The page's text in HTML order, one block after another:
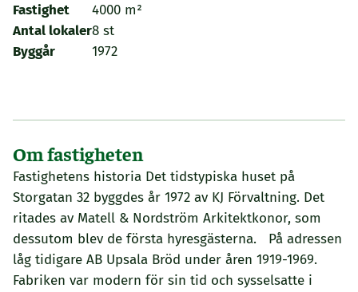
Fastighet
Antal lokaler
Byggår
4000 m²
8 st
1972
Om fastigheten
Fastighetens historia Det tidstypiska huset på
Storgatan 32 byggdes år 1972 av KJ Förvaltning. Det
ritades av Matell & Nordström Arkitektkonor, som
dessutom blev de första hyresgästerna. På adressen
låg tidigare AB Upsala Bröd under åren 1919-1969.
Fabriken var modern för sin tid och sysselsatte i